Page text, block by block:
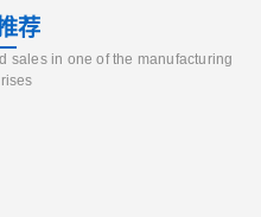
荐
sales in one of the manufacturing